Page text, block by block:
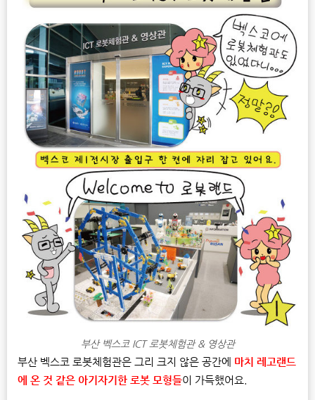
부산 벡스코 ICT 로봇체험관 & 영상관
부산 벡스코 로봇체험관은 그리 크지 않은 공간에 마치 레고랜드
에 온 것 같은 아기자기한 로봇 모형들이 가득했어요.